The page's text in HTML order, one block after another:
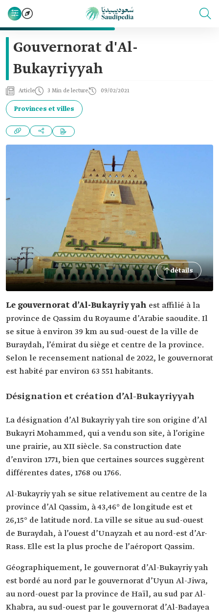
Gouvernorat d'Al-
Bukayriyyah
Article 3 Min de lecture 09/02/2021
Provinces et villes
détails
Le gouvernorat d’Al-Bukayriy yah est affilié à la
province de Qassim du Royaume d’Arabie saoudite. Il
se situe à environ 39 km au sud-ouest de la ville de
Buraydah, l’émirat du siège et centre de la province.
Selon le recensement national de 2022, le gouvernorat
est habité par environ 63 551 habitants.
Désignation et création d’Al-Bukayriyyah
La désignation d’Al Bukayriy yah tire son origine d’Al
Bukayri Mohammed, qui a vendu son site, à l’origine
une prairie, au XII siècle. Sa construction date
d’environ 1771, bien que certaines sources suggèrent
différentes dates, 1768 ou 1766.
Al-Bukayriy yah se situe relativement au centre de la
province d’Al Qassim, à 43,46° de longitude est et
26,15° de latitude nord. La ville se situe au sud-ouest
de Buraydah, à l’ouest d’Unayzah et au nord-est d’Ar-
Rass. Elle est la plus proche de l’aéroport Qassim.
Géographiquement, le gouvernorat d’Al-Bukayriy yah
est bordé au nord par le gouvernorat d’Uyun Al-Jiwa,
au nord-ouest par la province de Haïl, au sud par Al-
Khabra, au sud-ouest par le gouvernorat d’Al-Badayea